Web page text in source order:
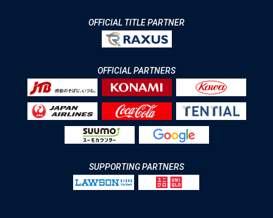
OFFICIAL TITLE PARTNER
OFFICIAL PARTNERS
SUPPORTING PARTNERS